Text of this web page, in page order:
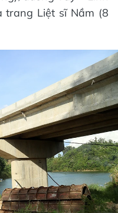
trang Liệt sĩ Nầm (8